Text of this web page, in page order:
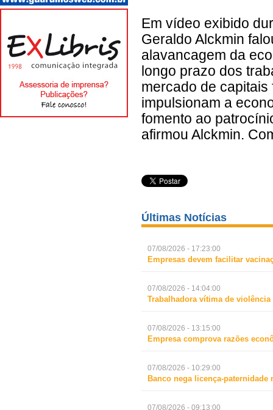
Em vídeo exibido
Geraldo Alckmin
alavancagem da
longo prazo dos
mercado de
impulsionam a
fomento ao
afirmou Alckmin.
Últimas Notícias
07/08/2026 - 17:23:00
Empresas devem facilitar
07/08/2026 - 14:04:00
Trabalhadora vítima de
07/08/2026 - 13:15:00
Empresa comprova razões
07/08/2026 - 10:29:00
Banco nega licença-
07/08/2026 - 09:13:00